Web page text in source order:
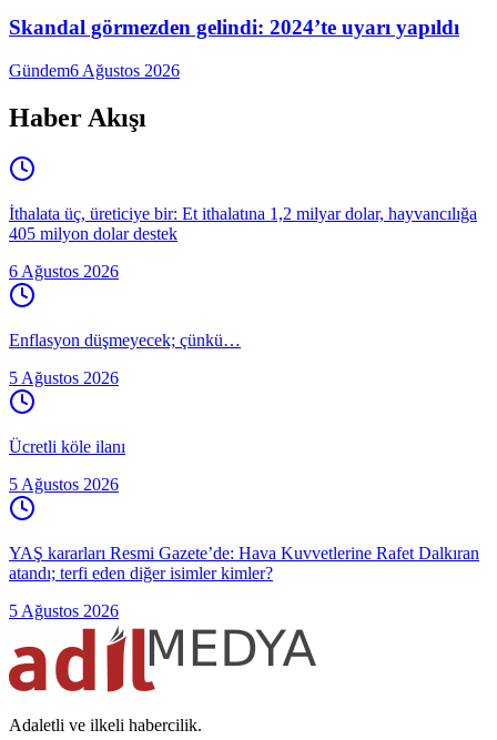
Skandal görmezden gelindi: 2024’te uyarı yapıldı
Gündem6 Ağustos 2026
Haber Akışı
İthalata üç, üreticiye bir: Et ithalatına 1,2 milyar dolar, hayvancılığa
405 milyon dolar destek
6 Ağustos 2026
Enflasyon düşmeyecek; çünkü…
5 Ağustos 2026
Ücretli köle ilanı
5 Ağustos 2026
YAŞ kararları Resmi Gazete’de: Hava Kuvvetlerine Rafet Dalkıran
atandı; terfi eden diğer isimler kimler?
5 Ağustos 2026
Adaletli ve ilkeli habercilik.